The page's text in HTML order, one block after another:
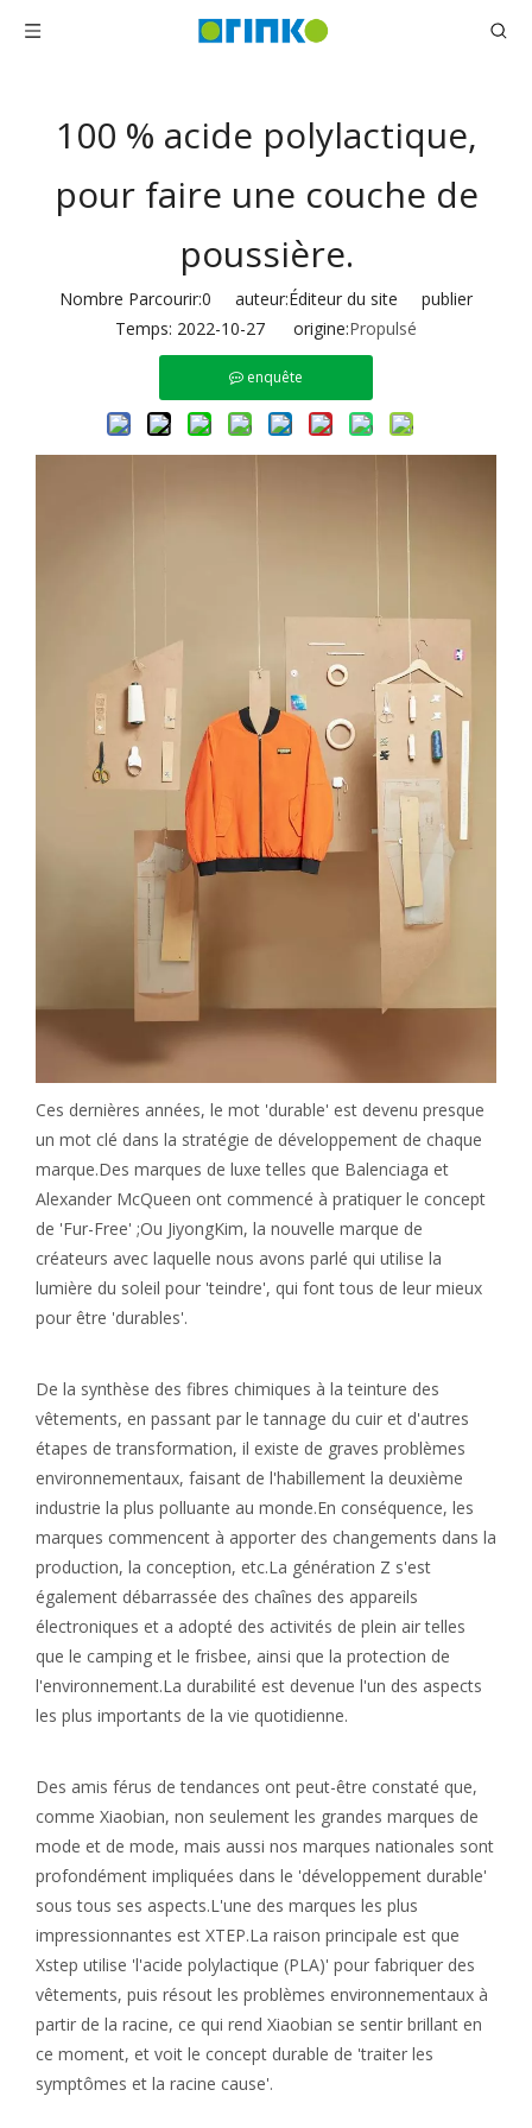
100 % acide polylactique,
pour faire une couche de
poussière.
Nombre Parcourir:0 auteur:Éditeur du site publier
Temps: 2022-10-27 origine:Propulsé
enquête
Ces dernières années, le mot 'durable' est devenu presque
un mot clé dans la stratégie de développement de chaque
marque.Des marques de luxe telles que Balenciaga et
Alexander McQueen ont commencé à pratiquer le concept
de 'Fur-Free' ;Ou JiyongKim, la nouvelle marque de
créateurs avec laquelle nous avons parlé qui utilise la
lumière du soleil pour 'teindre', qui font tous de leur mieux
pour être 'durables'.
De la synthèse des fibres chimiques à la teinture des
vêtements, en passant par le tannage du cuir et d'autres
étapes de transformation, il existe de graves problèmes
environnementaux, faisant de l'habillement la deuxième
industrie la plus polluante au monde.En conséquence, les
marques commencent à apporter des changements dans la
production, la conception, etc.La génération Z s'est
également débarrassée des chaînes des appareils
électroniques et a adopté des activités de plein air telles
que le camping et le frisbee, ainsi que la protection de
l'environnement.La durabilité est devenue l'un des aspects
les plus importants de la vie quotidienne.
Des amis férus de tendances ont peut-être constaté que,
comme Xiaobian, non seulement les grandes marques de
mode et de mode, mais aussi nos marques nationales sont
profondément impliquées dans le 'développement durable'
sous tous ses aspects.L'une des marques les plus
impressionnantes est XTEP.La raison principale est que
Xstep utilise 'l'acide polylactique (PLA)' pour fabriquer des
vêtements, puis résout les problèmes environnementaux à
partir de la racine, ce qui rend Xiaobian se sentir brillant en
ce moment, et voit le concept durable de 'traiter les
symptômes et la racine cause'.